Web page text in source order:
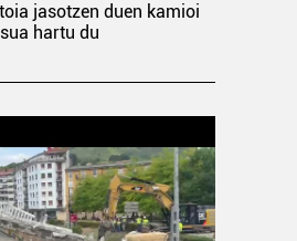
jasotzen duen kamioi
hartu du